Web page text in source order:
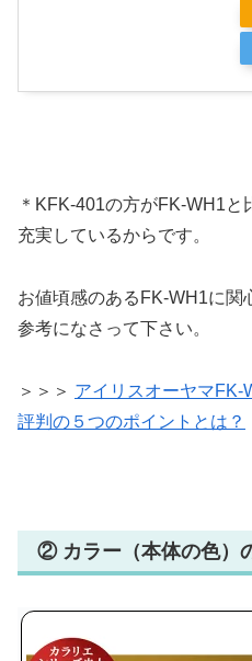
＊KFK-401の方がFK-WH1
充実しているからです。
お値頃感のあるFK-WH1に関
参考になさって下さい。
＞＞＞ アイリスオーヤマFK-
評判の５つのポイントとは？
② カラー（本体の色）